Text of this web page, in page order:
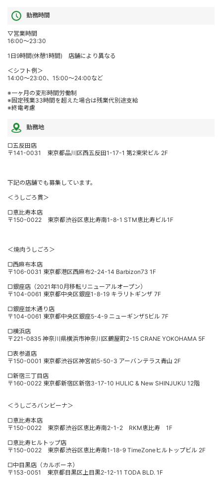
勤務時間
▽営業時間
16:00～23:30
1日9時間(休憩1時間) 店舗により異なる
＜シフト例＞
14:00～23:00、15:00～24:00など
※一ヶ月の変形時間労働制
※固定残業33時間を超えた場合は残業代別途支給
※終電考慮
勤務地
□五反田店
〒141-0031 東京都品川区西五反田1-17-1 第2東栄ビル 2F
下記の店舗でも募集しています。
＜うしごろ貫＞
□恵比寿本店
〒150-0022 東京都渋谷区恵比寿南1-8-1 STM恵比寿ビル1F
＜焼肉うしごろ＞
□西麻布本店
〒106-0031 東京都港区西麻布2-24-14 Barbizon73 1F
□銀座店（2021年10月移転リニューアルオープン）
〒104-0061 東京都中央区銀座1-8-19 キラリトギンザ 7F
□銀座並木通り店
〒104-0061 東京都中央区銀座5-4-9 ニューギンザ5ビル 7F
□横浜店
〒221-0835 神奈川県横浜市神奈川区鶴屋町2-15 CRANE YOKOHAMA 5F
□表参道店
〒150-0001 東京都渋谷区神宮前5-50-3 アーバンテラス青山 2F
□新宿三丁目店
〒160-0022 東京都新宿区新宿3-17-10 HULIC & New SHINJUKU 12階
＜うしごろバンビーナ＞
□恵比寿本店
〒150-0022 東京都渋谷区恵比寿南2-1-2 RKM恵比寿 1F
□恵比寿ヒルトップ店
〒150-0022 東京都渋谷区恵比寿南1-18-9 TimeZoneヒルトップビル 2F
□中目黒店（カルボーネ）
〒153-0051 東京都目黒区上目黒2-12-11 TODA BLD. 1F